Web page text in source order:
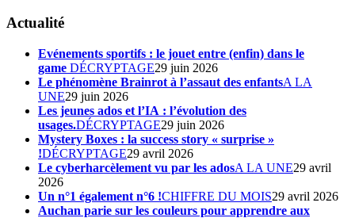
Actualité
Evénements sportifs : le jouet entre (enfin) dans le
game DÉCRYPTAGE29 juin 2026
Le phénomène Brainrot à l’assaut des enfantsA LA
UNE29 juin 2026
Les jeunes ados et l’IA : l’évolution des
usages.DÉCRYPTAGE29 juin 2026
Mystery Boxes : la success story « surprise »
!DÉCRYPTAGE29 avril 2026
Le cyberharcèlement vu par les adosA LA UNE29 avril
2026
Un n°1 également n°6 !CHIFFRE DU MOIS29 avril 2026
Auchan parie sur les couleurs pour apprendre aux